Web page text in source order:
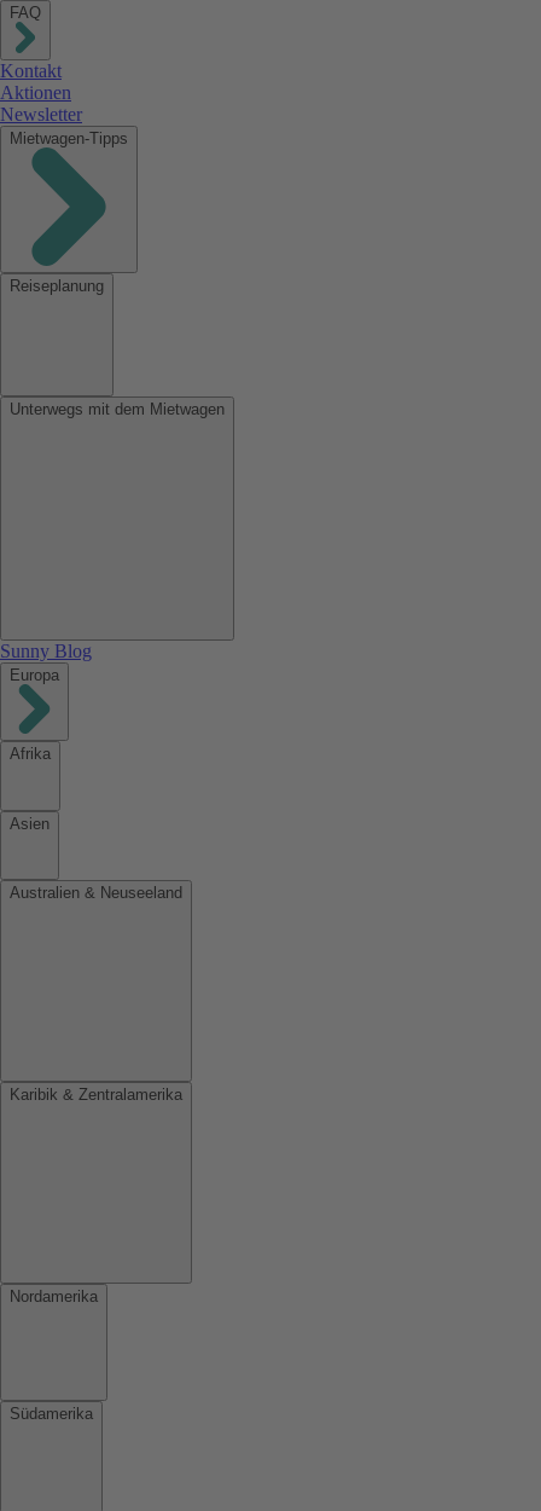
FAQ
Kontakt
Aktionen
Newsletter
Mietwagen-Tipps
Reiseplanung
Unterwegs mit dem Mietwagen
Sunny Blog
Europa
Afrika
Asien
Australien & Neuseeland
Karibik & Zentralamerika
Nordamerika
Südamerika